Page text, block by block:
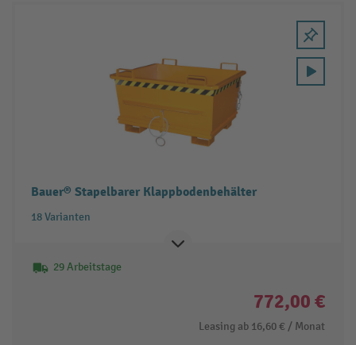
Bauer® Stapelbarer Klappbodenbehälter
18 Varianten
29 Arbeitstage
772,00 €
Leasing ab 16,60 € / Monat